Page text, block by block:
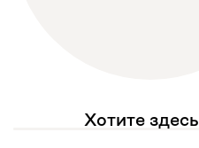
Хотите здесь